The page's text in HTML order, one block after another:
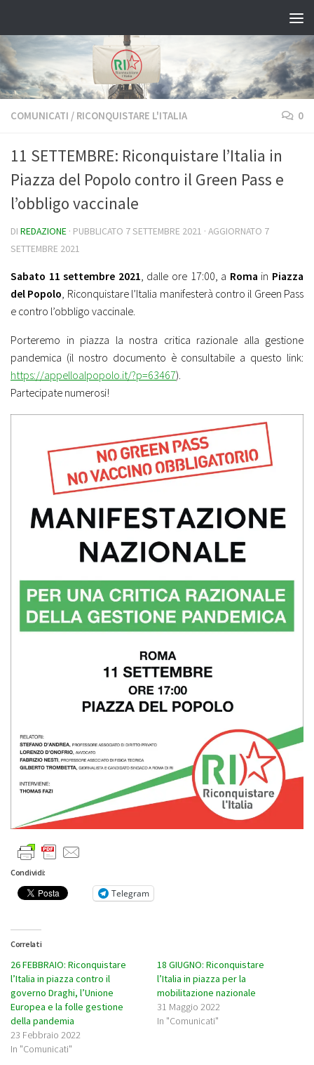
COMUNICATI / RICONQUISTARE L'ITALIA 0
11 SETTEMBRE: Riconquistare l’Italia in
Piazza del Popolo contro il Green Pass e
l’obbligo vaccinale
DI REDAZIONE · PUBBLICATO 7 SETTEMBRE 2021 · AGGIORNATO 7
SETTEMBRE 2021
Sabato 11 settembre 2021 , dalle ore 17:00, a Roma in Piazza
del Popolo , Riconquistare l’Italia manifesterà contro il Green Pass
e contro l’obbligo vaccinale.
Porteremo in piazza la nostra critica razionale alla gestione
pandemica (il nostro documento è consultabile a questo link:
https://appelloalpopolo.it/?p=63467).
Partecipate numerosi!
Condividi:
Telegram
Correlati
26 FEBBRAIO: Riconquistare
l’Italia in piazza contro il
governo Draghi, l’Unione
Europea e la folle gestione
della pandemia
23 Febbraio 2022
In "Comunicati"
18 GIUGNO: Riconquistare
l’Italia in piazza per la
mobilitazione nazionale
31 Maggio 2022
In "Comunicati"